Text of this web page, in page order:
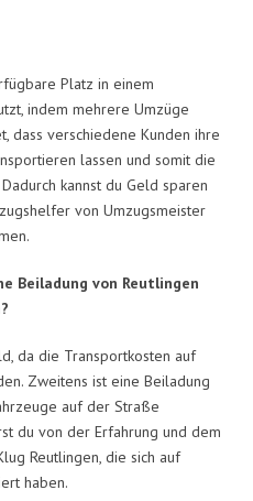
Platz in einem
indem mehrere Umzüge
dass verschiedene Kunden ihre
lassen und somit die
kannst du Geld sparen
von Umzugsmeister
Beiladung von Reutlingen
da die Transportkosten auf
Zweitens ist eine Beiladung
auf der Straße
du von der Erfahrung und dem
Reutlingen, die sich auf
haben.